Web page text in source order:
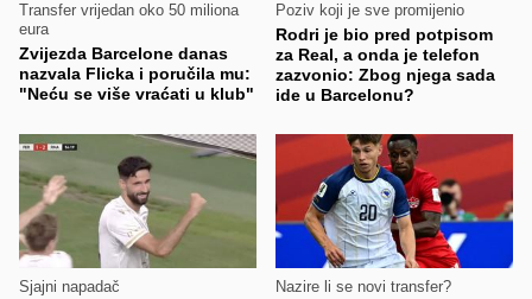
Transfer vrijedan oko 50 miliona
eura
Zvijezda Barcelone danas
nazvala Flicka i poručila mu:
"Neću se više vraćati u klub"
Poziv koji je sve promijenio
Rodri je bio pred potpisom
za Real, a onda je telefon
zazvonio: Zbog njega sada
ide u Barcelonu?
Sjajni napadač Nazire li se novi transfer?